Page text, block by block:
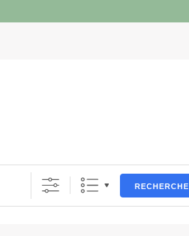
RECHERCHE